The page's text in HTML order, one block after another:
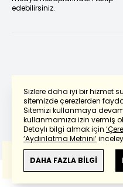
Sizlere daha iyi bir hizmet
sitemizde çerezlerden
Sitemizi kullanmaya
kullanmamıza izin vermiş
Detaylı bilgi almak için
‘Aydınlatma Metnini’
DAHA FAZLA BİLGİ
edebilirsiniz.
Powered by
Bu çevirideGoogle
Anlam ve çeviri hatalarından
sorumlu değildir.